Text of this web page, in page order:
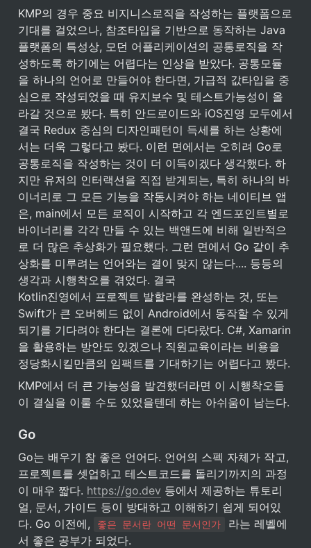
KMP의 경우 중요 비지니스로직을 작성하는 플랫폼으로
기대를 걸었으나, 참조타입을 기반으로 동작하는 Java
플랫폼의 특성상, 모던 어플리케이션의 공통로직을 작
성하도록 하기에는 어렵다는 인상을 받았다. 공통모듈
을 하나의 언어로 만들어야 한다면, 가급적 값타입을 중
심으로 작성되었을 때 유지보수 및 테스트가능성이 올
라갈 것으로 봤다. 특히 안드로이드와 iOS진영 모두에서
결국 Redux 중심의 디자인패턴이 득세를 하는 상황에
서는 더욱 그렇다고 봤다. 이런 면에서는 오히려 Go로
공통로직을 작성하는 것이 더 이득이겠다 생각했다. 하
지만 유저의 인터랙션을 직접 받게되는, 특히 하나의 바
이너리로 그 모든 기능을 작동시켜야 하는 네이티브 앱
은, main에서 모든 로직이 시작하고 각 엔드포인트별로
바이너리를 각각 만들 수 있는 백앤드에 비해 일반적으
로 더 많은 추상화가 필요했다. 그런 면에서 Go 같이 추
상화를 미루려는 언어와는 결이 맞지 않는다.... 등등의
생각과 시행착오를 겪었다. 결국
Kotlin진영에서 프로젝트 발할라를 완성하는 것, 또는
Swift가 큰 오버헤드 없이 Android에서 동작할 수 있게
되기를 기다려야 한다는 결론에 다다랐다. C#, Xamarin
을 활용하는 방안도 있겠으나 직원교육이라는 비용을
정당화시킬만큼의 임팩트를 기대하기는 어렵다고 봤다.
KMP에서 더 큰 가능성을 발견했더라면 이 시행착오들
이 결실을 이룰 수도 있었을텐데 하는 아쉬움이 남는다.
Go
Go는 배우기 참 좋은 언어다. 언어의 스펙 자체가 작고,
프로젝트를 셋업하고 테스트코드를 돌리기까지의 과정
이 매우 짧다. https://go.dev 등에서 제공하는 튜토리
얼, 문서, 가이드 등이 방대하고 이해하기 쉽게 되어있
다. Go 이전에,
좋은 문서란 어떤 문서인가
라는 레벨에
서 좋은 공부가 되었다.